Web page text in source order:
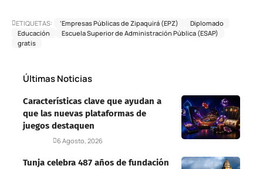
ETIQUETAS: ‘Empresas Públicas de Zipaquirá (EPZ)
Diplomado
Educación
Escuela Superior de Administración Pública (ESAP)
gratis
Últimas Noticias
Características clave que ayudan a
que las nuevas plataformas de
juegos destaquen
6 Agosto, 2026
Tunja celebra 487 años de fundación